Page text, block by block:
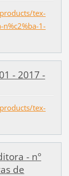
tex-
1-
- 2017 -
tex-
- nº
de